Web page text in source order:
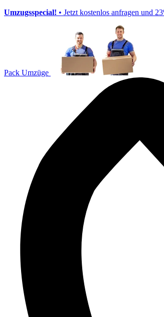
Umzugsspecial! • Jetzt kostenlos anfragen und
Pack Umzüge